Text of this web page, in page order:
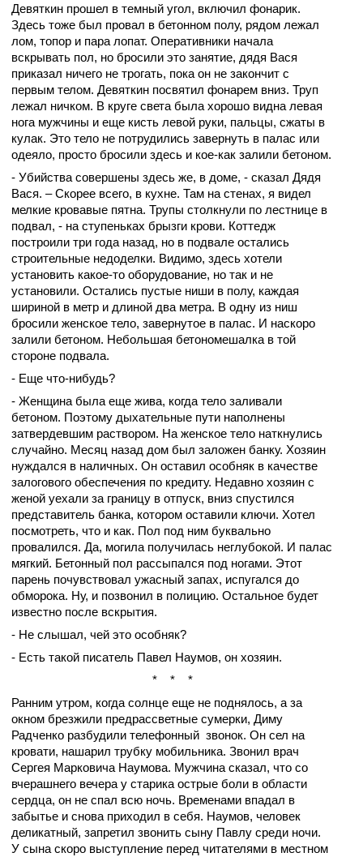
Девяткин прошел в темный угол, включил фонарик.
Здесь тоже был провал в бетонном полу, рядом лежал
лом, топор и пара лопат. Оперативники начала
вскрывать пол, но бросили это занятие, дядя Вася
приказал ничего не трогать, пока он не закончит с
первым телом. Девяткин посвятил фонарем вниз. Труп
лежал ничком. В круге света была хорошо видна левая
нога мужчины и еще кисть левой руки, пальцы, сжаты в
кулак. Это тело не потрудились завернуть в палас или
одеяло, просто бросили здесь и кое-как залили бетоном.
- Убийства совершены здесь же, в доме, - сказал Дядя
Вася. – Скорее всего, в кухне. Там на стенах, я видел
мелкие кровавые пятна. Трупы столкнули по лестнице в
подвал, - на ступеньках брызги крови. Коттедж
построили три года назад, но в подвале остались
строительные недоделки. Видимо, здесь хотели
установить какое-то оборудование, но так и не
установили. Остались пустые ниши в полу, каждая
шириной в метр и длиной два метра. В одну из ниш
бросили женское тело, завернутое в палас. И наскоро
залили бетоном. Небольшая бетономешалка в той
стороне подвала.
- Еще что-нибудь?
- Женщина была еще жива, когда тело заливали
бетоном. Поэтому дыхательные пути наполнены
затвердевшим раствором. На женское тело наткнулись
случайно. Месяц назад дом был заложен банку. Хозяин
нуждался в наличных. Он оставил особняк в качестве
залогового обеспечения по кредиту. Недавно хозяин с
женой уехали за границу в отпуск, вниз спустился
представитель банка, котором оставили ключи. Хотел
посмотреть, что и как. Пол под ним буквально
провалился. Да, могила получилась неглубокой. И палас
мягкий. Бетонный пол рассыпался под ногами. Этот
парень почувствовал ужасный запах, испугался до
обморока. Ну, и позвонил в полицию. Остальное будет
известно после вскрытия.
- Не слышал, чей это особняк?
- Есть такой писатель Павел Наумов, он хозяин.
*
*
*
Ранним утром, когда солнце еще не поднялось, а за
окном брезжили предрассветные сумерки, Диму
Радченко разбудили телефонный звонок. Он сел на
кровати, нашарил трубку мобильника. Звонил врач
Сергея Марковича Наумова. Мужчина сказал, что со
вчерашнего вечера у старика острые боли в области
сердца, он не спал всю ночь. Временами впадал в
забытье и снова приходил в себя. Наумов, человек
деликатный, запретил звонить сыну Павлу среди ночи.
У сына скоро выступление перед читателями в местном